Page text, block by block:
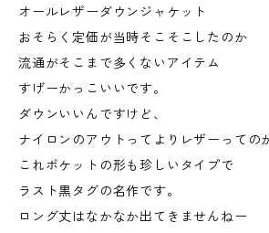
オールレザーダウンジャケット
おそらく定価が当時そこそこしたのか
流通がそこまで多くないアイテム
すげーかっこいいです。
ダウンいいんですけど、
ナイロンのアウトってよりレザーっての
これポケットの形も珍しいタイプで
ラスト黒タグの名作です。
ロング丈はなかなか出てきませんねー